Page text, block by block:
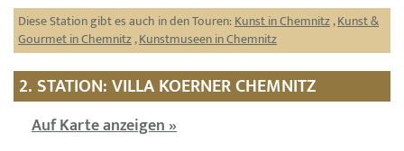
Diese Station gibt es auch in den Touren:Kunst in Chemnitz,Kunst &
Gourmet in Chemnitz,Kunstmuseen in Chemnitz
2. STATION: VILLA KOERNER CHEMNITZ
Auf Karte anzeigen »